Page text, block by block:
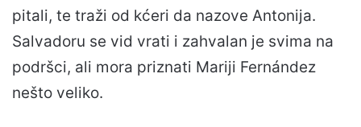
pitali, te traži od kćeri da nazove Antonija.
Salvadoru se vid vrati i zahvalan je svima na
podršci, ali mora priznati Mariji Fernández
nešto veliko.